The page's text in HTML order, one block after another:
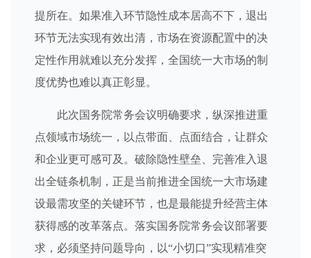
提所在。如果准入环节隐性成本居高不下，退出
环节无法实现有效出清，市场在资源配置中的决
定性作用就难以充分发挥，全国统一大市场的制
度优势也难以真正彰显。
此次国务院常务会议明确要求，纵深推进重
点领域市场统一，以点带面、点面结合，让群众
和企业更可感可及。破除隐性壁垒、完善准入退
出全链条机制，正是当前推进全国统一大市场建
设最需攻坚的关键环节，也是最能提升经营主体
获得感的改革落点。落实国务院常务会议部署要
求，必须坚持问题导向，以“小切口”实现精准突